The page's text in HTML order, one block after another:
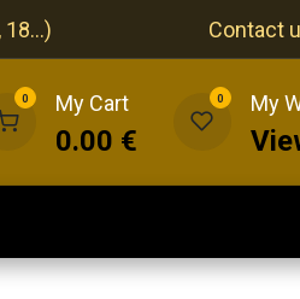
Contact
0 My Cart
0.00 €
0 My